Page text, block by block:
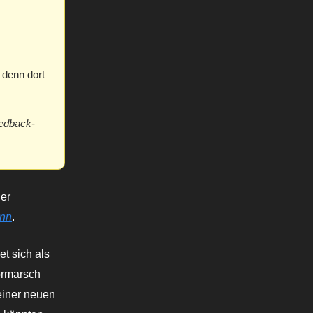
denn dort
.
sich als
neuen